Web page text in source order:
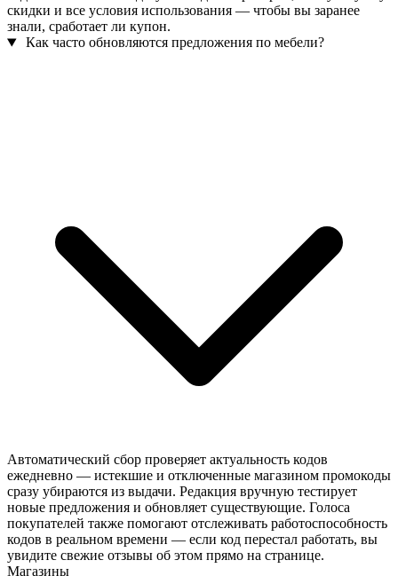
скидки и все условия использования — чтобы вы заранее
знали, сработает ли купон.
Как часто обновляются предложения по мебели?
Автоматический сбор проверяет актуальность кодов
ежедневно — истекшие и отключенные магазином промокоды
сразу убираются из выдачи. Редакция вручную тестирует
новые предложения и обновляет существующие. Голоса
покупателей также помогают отслеживать работоспособность
кодов в реальном времени — если код перестал работать, вы
увидите свежие отзывы об этом прямо на странице.
Магазины